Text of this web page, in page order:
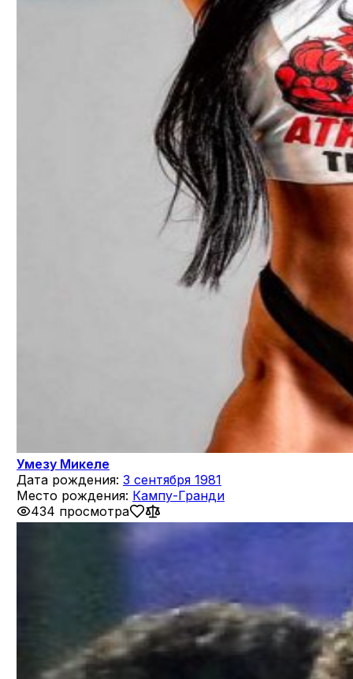
Умезу Микеле
Дата рождения: 3 сентября 1981
Место рождения: Кампу-Гранди
434 просмотра